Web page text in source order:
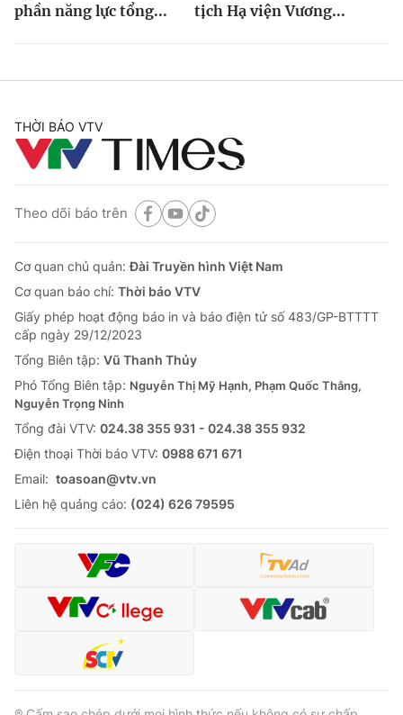
phần năng lực tổng...
tịch Hạ viện Vương...
THỜI BÁO VTV
Theo dõi báo trên
Cơ quan chủ quản:Đài Truyền hình Việt Nam
Cơ quan báo chí: Thời báo VTV
Giấy phép hoạt động báo in và báo điện tử số 483/GP-BTTTT
cấp ngày 29/12/2023
Tổng Biên tập: Vũ Thanh Thủy
Phó Tổng Biên tập: Nguyễn Thị Mỹ Hạnh, Phạm Quốc Thắng,
Nguyễn Trọng Ninh
Tổng đài VTV: 024.38 355 931 - 024.38 355 932
Ðiện thoại Thời báo VTV: 0988 671 671
Email: toasoan@vtv.vn
Liên hệ quảng cáo: (024) 626 79595